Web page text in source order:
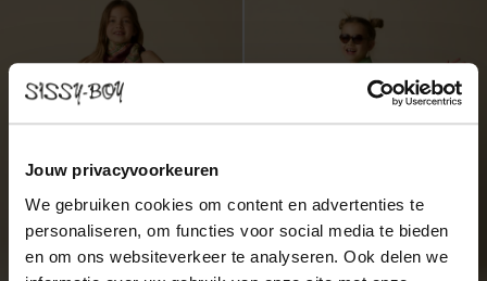
Jouw privacyvoorkeuren
We gebruiken cookies om content en advertenties te
personaliseren, om functies voor social media te bieden
en om ons websiteverkeer te analyseren. Ook delen we